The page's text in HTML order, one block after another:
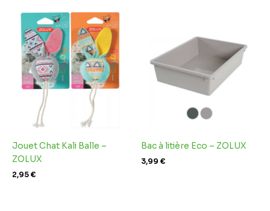
Jouet Chat Kali Balle –
ZOLUX
2,95€
Bac à litière Eco – ZOLUX
3,99 €